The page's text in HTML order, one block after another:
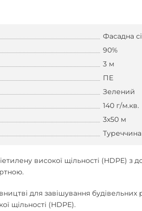
Фасадна
90%
3 м
ПЕ
Зелений
140 г/м.кв.
3х50 м
Туреччина
високої щільності (HDPE)
для завішування
щільності (HDPE).